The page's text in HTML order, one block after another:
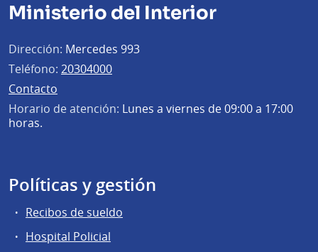
Ministerio del Interior
Dirección: Mercedes 993
Teléfono: 20304000
Contacto
Horario de atención: Lunes a viernes de 09:00 a 17:00
horas.
Políticas y gestión
Recibos de sueldo
Hospital Policial